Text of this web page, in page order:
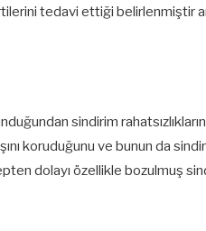
tedavi ettiği belirlenmiştir
sindirim
koruduğunu ve bunun da
dolayı özellikle